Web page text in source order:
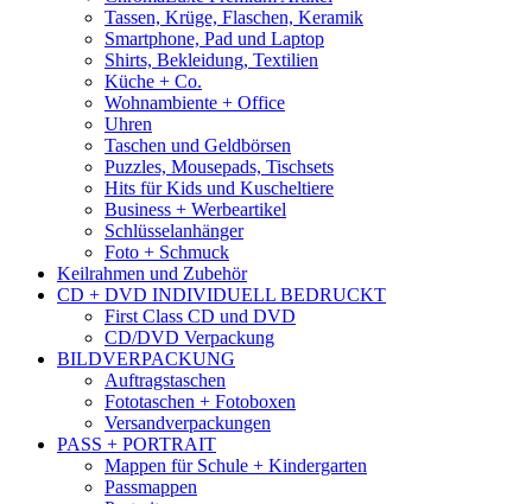
Tassen, Krüge, Flaschen, Keramik
Smartphone, Pad und Laptop
Shirts, Bekleidung, Textilien
Küche + Co.
Wohnambiente + Office
Uhren
Taschen und Geldbörsen
Puzzles, Mousepads, Tischsets
Hits für Kids und Kuscheltiere
Business + Werbeartikel
Schlüsselanhänger
Foto + Schmuck
Keilrahmen und Zubehör
CD + DVD INDIVIDUELL BEDRUCKT
First Class CD und DVD
CD/DVD Verpackung
BILDVERPACKUNG
Auftragstaschen
Fototaschen + Fotoboxen
Versandverpackungen
PASS + PORTRAIT
Mappen für Schule + Kindergarten
Passmappen